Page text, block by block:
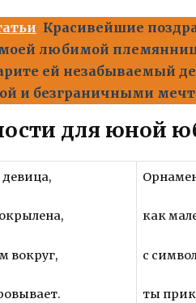
Красивейшие
любимой
ей незабываемый
и безграничными
для юной
вокруг,
как
с
ты